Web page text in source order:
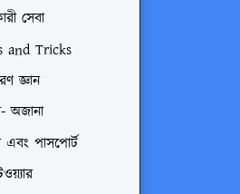
সেবা
and Tricks
জ্ঞান
অজানা
এবং পাসপোর্ট